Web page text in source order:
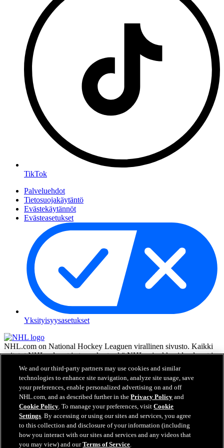
TikTok
Palveluehdot
Tietosuojakäytäntö
Evästekäytännöt
Evästeasetukset
Yksityisyysasetukset
NHL.com on National Hockey Leaguen virallinen sivusto. Kaikki
esitetyt NHL:n logot ja tunnukset sekä NHL:n joukkueiden logot ja
tunnukset ovat NHL:n ja sen joukkueiden omaisuutta, eikä niitä saa
toisintaa ilman NHL Enterprises, L.P.:n hyväksyntää. © NHL 2026.
Kaikki oikeudet pidätetään. Kaikki NHL-joukkueiden pelaajien
nimillä ja numeroilla varustetut pelipaidat ovat virallisesti NHL:n ja
NHLPA:n lisenssin alla. Zambonin merkki ja Zamboni-jääkoneen
rakenne ovat rekisteröityjä tavaramerkkejä, jotka omistaa Frank J.
Zamboni & Co., Inc. © Frank J. Zamboni & Co., Inc. 2026. Kaikki
oikeudet pidätetään. Kaikki muut kolmannen osapuolen
tavaramerkit ja tekijänoikeudet ovat niiden omistajien omaisuutta.
Kaikki oikeudet pidätetään.
We and our third-party partners may use cookies and similar
technologies to enhance site navigation, analyze site usage, save
your preferences, enable personalized advertising on and off
NHL.com, and as described further in thePrivacy Policy and
Cookie Policy. To manage your preferences, visitCookie
Settings. By accessing or using our sites and services, you agree
to this collection and disclosure of your information (including
how you interact with our sites and services and any videos that
you may view) and ourTerms of Service.